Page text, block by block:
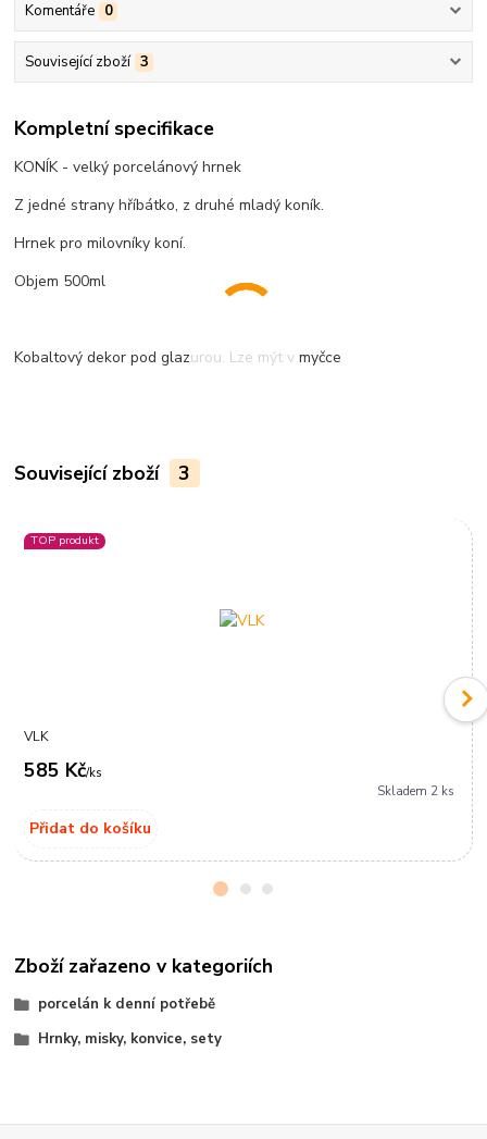
Komentáře 0
Související zboží 3
Kompletní specifikace
KONÍK - velký porcelánový hrnek
Z jedné strany hříbátko, z druhé mladý koník.
Hrnek pro milovníky koní.
Objem 500ml
Kobaltový dekor pod glazurou. Lze mýt v myčce
Související zboží 3
TOP produkt
VLK
585 Kč/ks
Skladem 2 ks
Přidat do košíku
Zboží zařazeno v kategoriích
porcelán k denní potřebě
Hrnky, misky, konvice, sety